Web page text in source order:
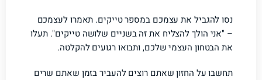
נסו להגביל את עצמכם במספר טייקים. תאמרו לעצמכם
– "אני הולך להצליח את זה בשניים שלושה טייקים". תעלו
את הבטחון העצמי שלכם, ותבואו רגועים להקלטה.
תחשבו על החזון שאתם רוצים להעביר בזמן שאתם שרים